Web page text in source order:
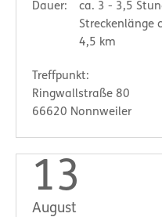
Dauer:
ca. 3 - 3,5
Streckenlänge
4,5 km
Treffpunkt:
Ringwallstraße 80
66620 Nonnweiler
13
August